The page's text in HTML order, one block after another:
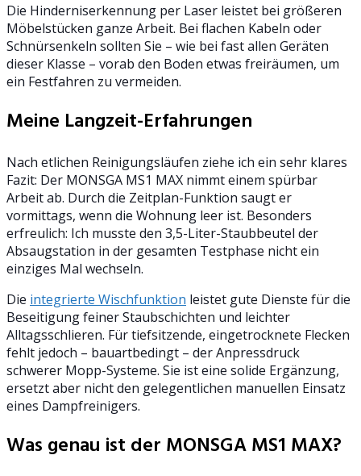
Die Hinderniserkennung per Laser leistet bei größeren
Möbelstücken ganze Arbeit. Bei flachen Kabeln oder
Schnürsenkeln sollten Sie – wie bei fast allen Geräten
dieser Klasse – vorab den Boden etwas freiräumen, um
ein Festfahren zu vermeiden.
Meine Langzeit-Erfahrungen
Nach etlichen Reinigungsläufen ziehe ich ein sehr klares
Fazit: Der MONSGA MS1 MAX nimmt einem spürbar
Arbeit ab. Durch die Zeitplan-Funktion saugt er
vormittags, wenn die Wohnung leer ist. Besonders
erfreulich: Ich musste den 3,5-Liter-Staubbeutel der
Absaugstation in der gesamten Testphase nicht ein
einziges Mal wechseln.
Die integrierte Wischfunktion leistet gute Dienste für die
Beseitigung feiner Staubschichten und leichter
Alltagsschlieren. Für tiefsitzende, eingetrocknete Flecken
fehlt jedoch – bauartbedingt – der Anpressdruck
schwerer Mopp-Systeme. Sie ist eine solide Ergänzung,
ersetzt aber nicht den gelegentlichen manuellen Einsatz
eines Dampfreinigers.
Was genau ist der MONSGA MS1 MAX?